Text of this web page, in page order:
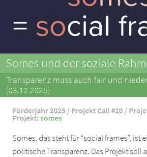
Somes und der soziale
Transparenz muss auch fair und
(03.12.2025)
Förderjahr 2025 / Projekt Call #20 /
Projekt:somes
Somes, das steht für “social frames”, ist
politische Transparenz. Das Projekt soll